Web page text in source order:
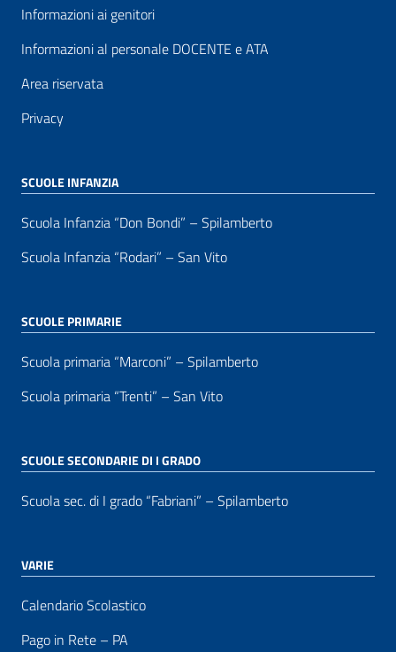
Informazioni ai genitori
Informazioni al personale DOCENTE e ATA
Area riservata
Privacy
SCUOLE INFANZIA
Scuola Infanzia “Don Bondi” – Spilamberto
Scuola Infanzia “Rodari” – San Vito
SCUOLE PRIMARIE
Scuola primaria “Marconi” – Spilamberto
Scuola primaria “Trenti” – San Vito
SCUOLE SECONDARIE DI I GRADO
Scuola sec. di I grado “Fabriani” – Spilamberto
VARIE
Calendario Scolastico
Pago in Rete – PA